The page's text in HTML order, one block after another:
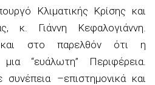
Κλιματικής Κρίσης και
κ. Γιάννη Κεφαλογιάννη.
και στο παρελθόν ότι η
“ευάλωτη” Περιφέρεια.
–επιστημονικά και